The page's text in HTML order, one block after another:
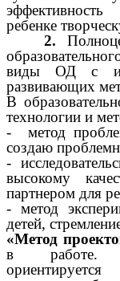
ребенке
2.
виды ОД с
развивающих
В
технологии и
- метод
создаю
-
высокому
партнером для
- метод
детей,
«Метод
в работе.